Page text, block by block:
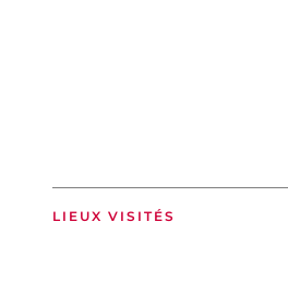
LIEUX VISITÉS